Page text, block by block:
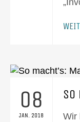
08
JAN. 2018
SO
Wir